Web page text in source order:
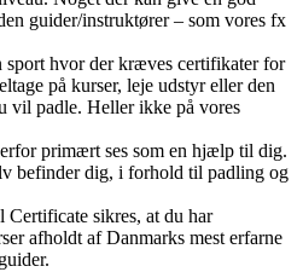
guider/instruktører – som vores fx
sport hvor der kræves certifikater for
på kurser, leje udstyr eller den
vil padle. Heller ikke på vores
primært ses som en hjælp til dig.
befinder dig, i forhold til padling og
Certificate sikres, at du har
afholdt af Danmarks mest erfarne